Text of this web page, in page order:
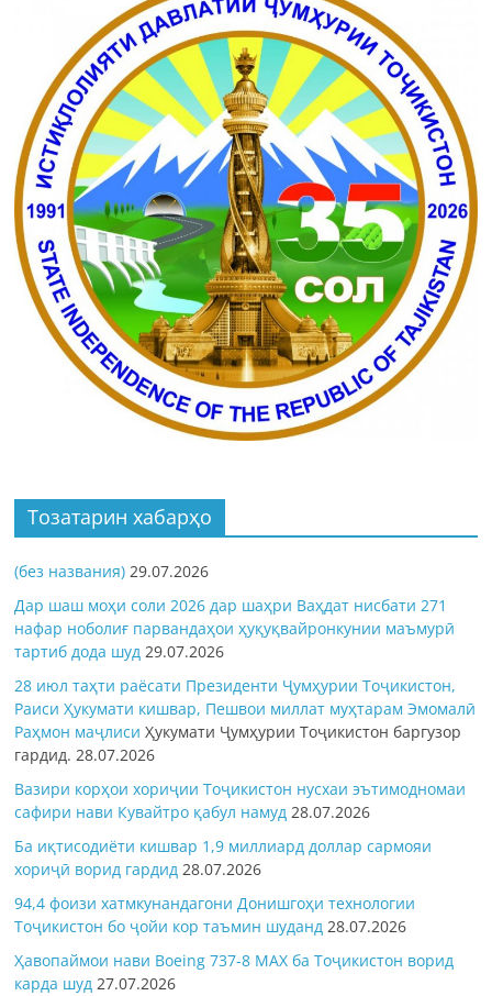
Тозатарин хабарҳо
(без названия) 29.07.2026
Дар шаш моҳи соли 2026 дар шаҳри Ваҳдат нисбати 271
нафар ноболиғ парвандаҳои ҳуқуқвайронкунии маъмурӣ
тартиб дода шуд 29.07.2026
28 июл таҳти раёсати Президенти Ҷумҳурии Тоҷикистон,
Раиси Ҳукумати кишвар, Пешвои миллат муҳтарам Эмомалӣ
Раҳмон маҷлисиҲукумати Ҷумҳурии Тоҷикистон баргузор
гардид.28.07.2026
Вазири корҳои хориҷии Тоҷикистон нусхаи эътимодномаи
сафири нави Кувайтро қабул намуд 28.07.2026
Ба иқтисодиёти кишвар 1,9 миллиард доллар сармояи
хориҷӣ ворид гардид 28.07.2026
94,4 фоизи хатмкунандагони Донишгоҳи технологии
Тоҷикистон бо ҷойи кор таъмин шуданд 28.07.2026
Ҳавопаймои нави Boeing 737-8 MAX ба Тоҷикистон ворид
карда шуд 27.07.2026